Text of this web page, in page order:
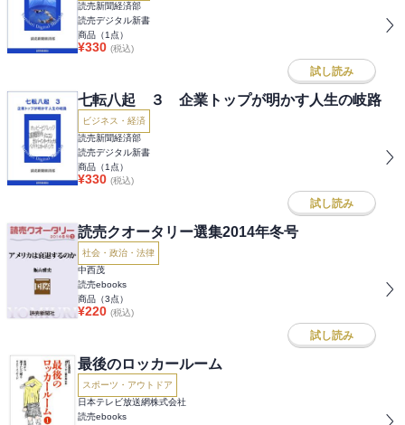
読売新聞経済部
読売デジタル新書
商品（1 点）
¥330 (税込)
試し読み
七転八起 ３ 企業トップが明かす人生の岐路
ビジネス・経済
読売新聞経済部
読売デジタル新書
商品（1 点）
¥330 (税込)
試し読み
読売クオータリー選集2014年冬号
社会・政治・法律
中西茂
読売ebooks
商品（3点）
¥220 (税込)
試し読み
最後のロッカールーム
スポーツ・アウトドア
日本テレビ放送網株式会社
読売ebooks